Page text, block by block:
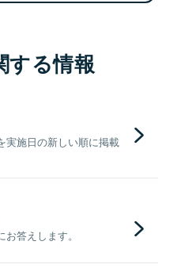
する情報
実施日の新しい順に掲載
答えします。